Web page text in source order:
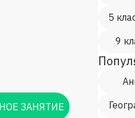
ЗАНЯТИЕ
5
9